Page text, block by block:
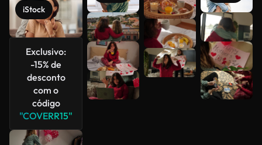
iStock
Exclusivo:
-15% de
desconto
com o
código
"COVERR15"
Veja mais